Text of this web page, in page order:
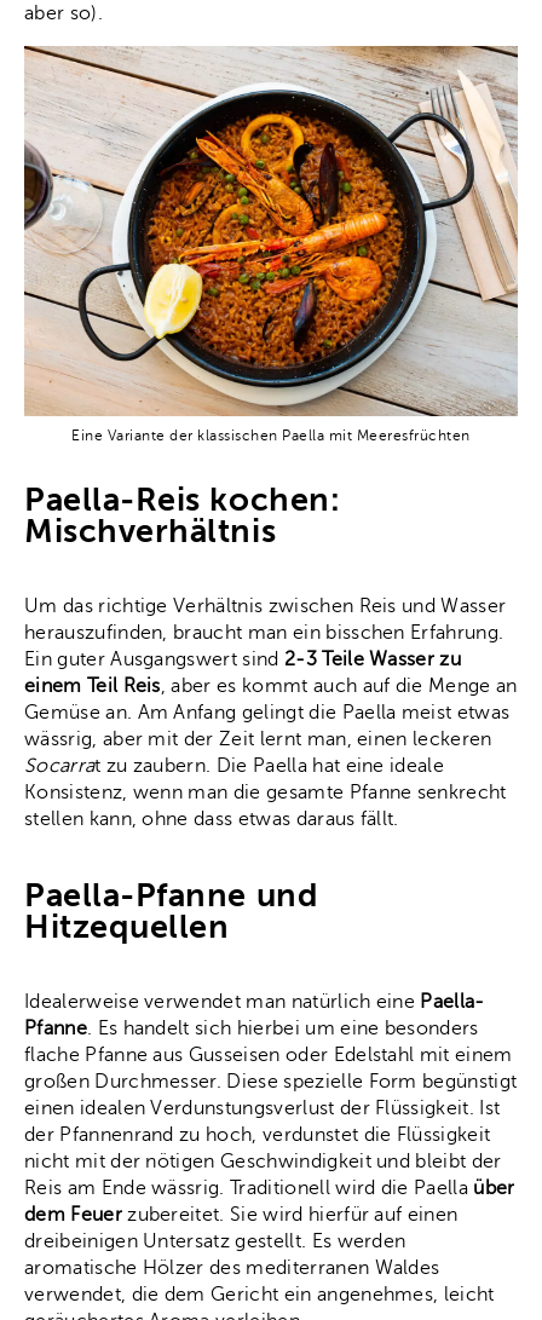
aber so).
Eine Variante der klassischen Paella mit Meeresfrüchten
Paella-Reis kochen:
Mischverhältnis
Um das richtige Verhältnis zwischen Reis und Wasser
herauszufinden, braucht man ein bisschen Erfahrung.
Ein guter Ausgangswert sind 2-3 Teile Wasser zu
einem Teil Reis, aber es kommt auch auf die Menge an
Gemüse an. Am Anfang gelingt die Paella meist etwas
wässrig, aber mit der Zeit lernt man, einen leckeren
Socarrat zu zaubern. Die Paella hat eine ideale
Konsistenz, wenn man die gesamte Pfanne senkrecht
stellen kann, ohne dass etwas daraus fällt.
Paella-Pfanne und
Hitzequellen
Idealerweise verwendet man natürlich eine Paella-
Pfanne. Es handelt sich hierbei um eine besonders
flache Pfanne aus Gusseisen oder Edelstahl mit einem
großen Durchmesser. Diese spezielle Form begünstigt
einen idealen Verdunstungsverlust der Flüssigkeit. Ist
der Pfannenrand zu hoch, verdunstet die Flüssigkeit
nicht mit der nötigen Geschwindigkeit und bleibt der
Reis am Ende wässrig. Traditionell wird die Paella über
dem Feuerzubereitet. Sie wird hierfür auf einen
dreibeinigen Untersatz gestellt. Es werden
aromatische Hölzer des mediterranen Waldes
verwendet, die dem Gericht ein angenehmes, leicht